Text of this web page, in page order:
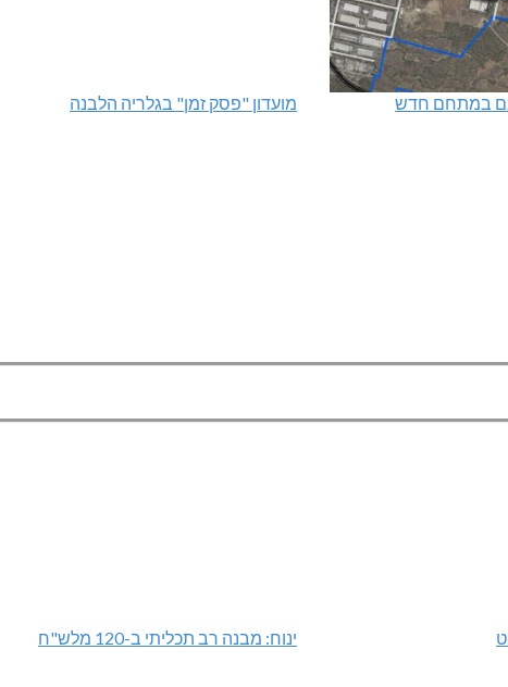
מועדון "פסק זמן" בגלריה הלבנה
ינוח: מבנה רב תכליתי ב-120 מלש"ח